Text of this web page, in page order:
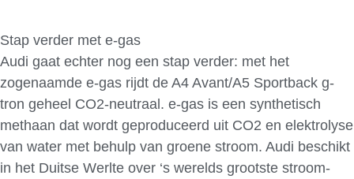
Stap verder met e-gas
Audi gaat echter nog een stap verder: met het
zogenaamde e-gas rijdt de A4 Avant/A5 Sportback g-
tron geheel CO2-neutraal. e-gas is een synthetisch
methaan dat wordt geproduceerd uit CO2 en elektrolyse
van water met behulp van groene stroom. Audi beschikt
in het Duitse Werlte over ‘s werelds grootste stroom-